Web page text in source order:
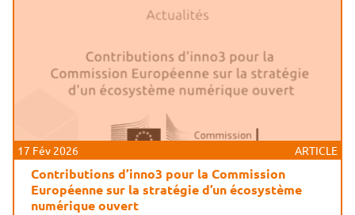
17 Fév 2026 ARTICLE
Contributions d’inno3 pour la Commission
Européenne sur la stratégie d’un écosystème
numérique ouvert